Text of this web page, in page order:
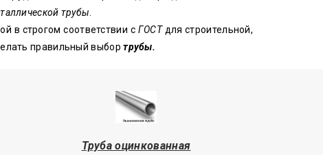
трубы
в строгом соответствии с ГОСТдля строительной,
правильный выбортрубы.
Труба оцинкованная